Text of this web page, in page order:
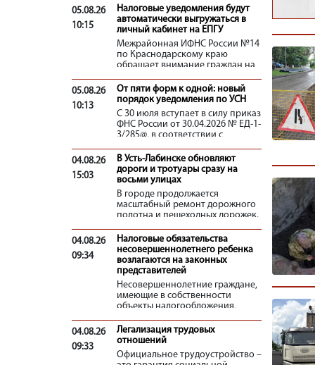
зажигания, угнал отечественную
«семерку» в станице
Кирпильской. Далее автомобиль
бросил и скрылся.
05.08.26
10:15
Налоговые уведомления будут
автоматически выгружаться в
личный кабинет на ЕПГУ
Межрайонная ИФНС России №14
по Краснодарскому краю
обращает внимание граждан на
вступают в силу изменения,
касающиеся порядка получения
физическими лицами налоговых
уведомлений для уплаты
имущественных налогов и НДФЛ
через Единый портал
государственных и
муниципальных услуг (ЕПГУ).
Всем гражданам, имеющим
подтвержденную учетную
запись на ЕПГУ, налоговые
уведомления будут
направляться в автоматическом
05.08.26
10:13
От пяти форм к одной: новый
порядок уведомления по УСН
С 30 июля вступает в силу приказ
ФНС России от 30.04.2026 № ЕД-1-
3/285@, в соответствии с
форма уведомления (сообщения)
по упрощенной системе
налогообложения (УСН) (КНД
1154004), а также порядок её
заполнения и электронный
формат представления.
04.08.26
15:03
В Усть-Лабинске обновляют
дороги и тротуары сразу на
восьми улицах
В городе продолжается
масштабный ремонт дорожного
полотна и пешеходных дорожек.
фазу – на объектах трудятся
бригады и техника, идет замена
покрытия и коммуникаций.
04.08.26
09:34
Налоговые обязательства
несовершеннолетнего ребенка
возлагаются на законных
представителей
Несовершеннолетние граждане,
имеющие в собственности
объекты налогообложения,
налога. Правомочия по
управлению имуществом
несовершеннолетних, в том
числе по уплате имущественных
04.08.26
09:33
Легализация трудовых
отношений
Официальное трудоустройство –